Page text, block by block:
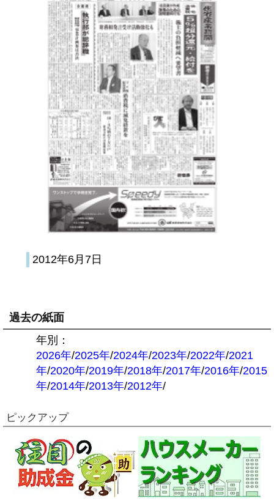
2012年6月7日
過去の紙面
年別：
2026年/2025年/2024年/2023年/2022年/2021
年/2020年/2019年/2018年/2017年/2016年/2015
年/2014年/2013年/2012年/
ピックアップ